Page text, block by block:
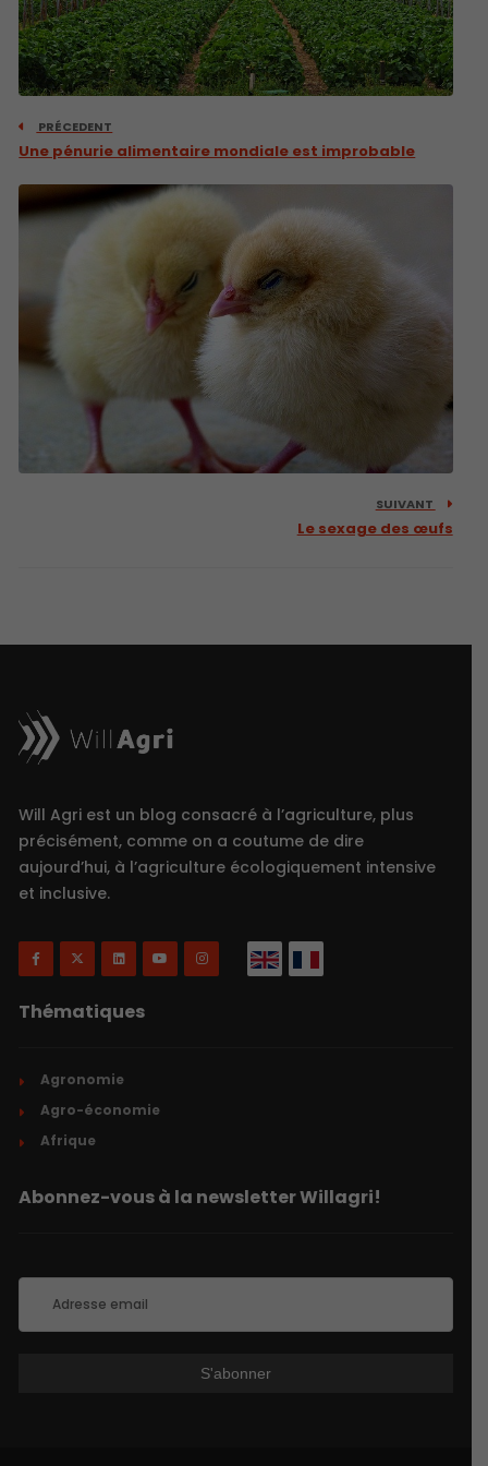
PRÉCEDENT
Une pénurie alimentaire mondiale est improbable
SUIVANT
Le sexage des œufs
Will Agri est un blog consacré à l’agriculture, plus
précisément, comme on a coutume de dire
aujourd’hui, à l’agriculture écologiquement intensive
et inclusive.
Thématiques
Agronomie
Agro-économie
Afrique
Abonnez-vous à la newsletter Willagri!